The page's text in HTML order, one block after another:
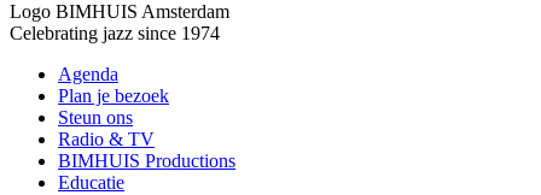
Logo BIMHUIS Amsterdam
Celebrating jazz since 1974
Agenda
Plan je bezoek
Steun ons
Radio & TV
BIMHUIS Productions
Educatie